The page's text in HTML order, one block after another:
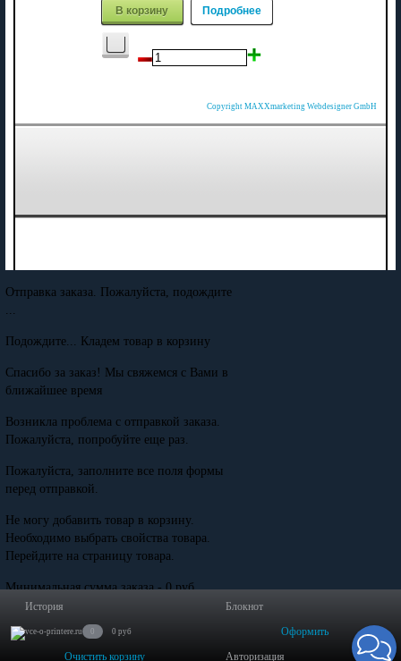
В корзину Подробнее
Copyright MAXXmarketing Webdesigner GmbH
История Блокнот
0 0 руб
Оформить
Очистить корзину
Авторизация
Отправка заказа. Пожалуйста, подождите
Подождите... Кладем товар в корзину
Спасибо за заказ! Мы свяжемся с Вами в
ближайшее время
Возникла проблема с отправкой заказа.
Пожалуйста, попробуйте еще раз.
Пожалуйста, заполните все поля формы
перед отправкой.
Не могу добавить товар в корзину.
Необходимо выбрать свойства товара.
Перейдите на страницу товара.
Минимальная сумма заказа - 0 руб.